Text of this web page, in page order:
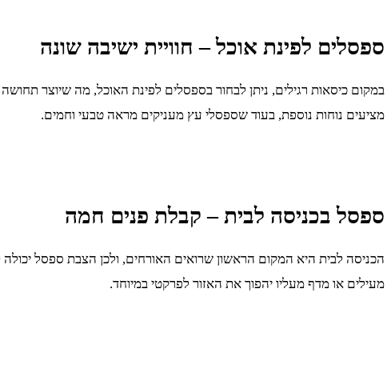
ספסלים לפינת אוכל – חוויית ישיבה שונה
במקום כיסאות רגילים, ניתן לבחור בספסלים לפינת האוכל, מה שיוצר
מציעים נוחות נוספת, בעוד שספסלי עץ מעניקים מראה טבעי וחמים.
ספסל בכניסה לבית – קבלת פנים חמה
הכניסה לבית היא המקום הראשון שרואים האורחים, ולכן הצבת ספסל
מעילים או מדף מעליו יהפוך את האזור לפרקטי במיוחד.